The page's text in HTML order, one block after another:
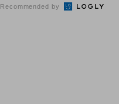
Recommended by